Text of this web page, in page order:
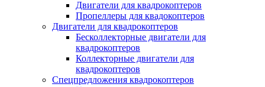
Двигатели для квадрокоптеров
Пропеллеры для квадокоптеров
Двигатели для квадрокоптеров
Бесколлекторные двигатели для
квадрокоптеров
Коллекторные двигатели для
квадрокоптеров
Спецпредложения квадрокоптеров